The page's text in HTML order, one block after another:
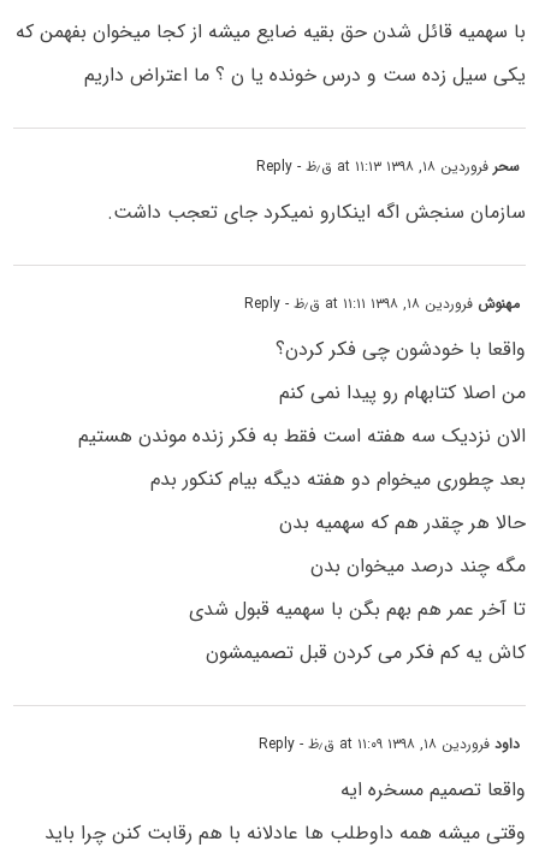
با سهمیه قائل شدن حق بقیه ضایع میشه از کجا میخوان بفهمن که
یکی سیل زده ست و درس خونده یا ن ؟ ما اعتراض داریم
سحرفروردین ۱۸, ۱۳۹۸ at ۱۱:۱۳ ق٫ظ - Reply
سازمان سنجش اگه اینکارو نمیکرد جای تعجب داشت.
مهنوش فروردین ۱۸, ۱۳۹۸ at ۱۱:۱۱ ق٫ظ - Reply
واقعا با خودشون چی فکر کردن؟
من اصلا کتابهام رو پیدا نمی کنم
الان نزدیک سه هفته است فقط به فکر زنده موندن هستیم
بعد چطوری میخوام دو هفته دیگه بیام کنکور بدم
حالا هر چقدر هم که سهمیه بدن
مگه چند درصد میخوان بدن
تا آخر عمر هم بهم بگن با سهمیه قبول شدی
کاش یه کم فکر می کردن قبل تصمیمشون
داودفروردین ۱۸, ۱۳۹۸ at ۱۱:۰۹ ق٫ظ - Reply
واقعا تصمیم مسخره ایه
وقتی میشه همه داوطلب ها عادلانه با هم رقابت کنن چرا باید